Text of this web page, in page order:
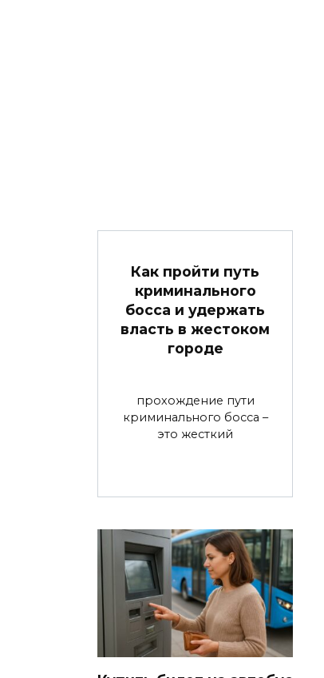
Как пройти путь
криминального
босса и удержать
власть в жестоком
городе
прохождение пути
криминального босса –
это жесткий